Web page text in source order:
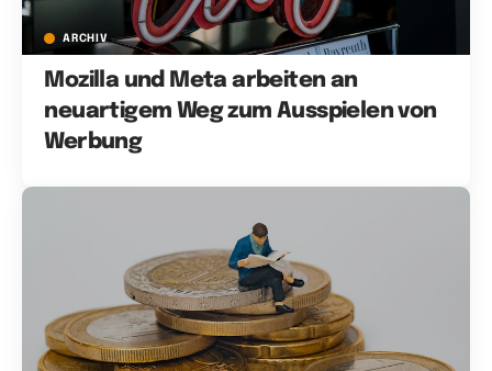
ARCHIV
Mozilla und Meta arbeiten an
neuartigem Weg zum Ausspielen von
Werbung